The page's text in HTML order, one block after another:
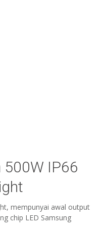
500W IP66
mempunyai awal output
chip LED Samsung